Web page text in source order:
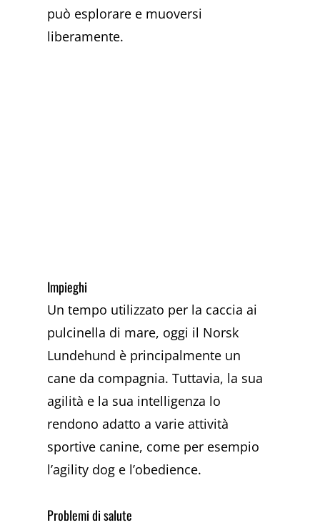
può esplorare e muoversi
liberamente.
Impieghi
Un tempo utilizzato per la caccia ai
pulcinella di mare, oggi il Norsk
Lundehund è principalmente un
cane da compagnia. Tuttavia, la sua
agilità e la sua intelligenza lo
rendono adatto a varie attività
sportive canine, come per esempio
l’agility dog e l’obedience.
Problemi di salute